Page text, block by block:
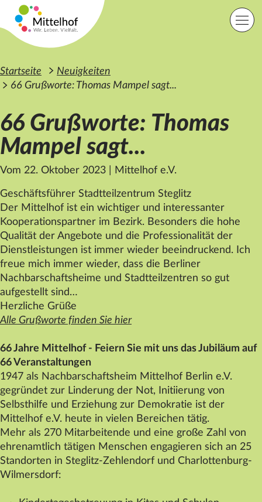
Zum Hauptinhalt der Seite springen
Lage Kontakt Suche
Startseite
Orte
Engagement
Über uns
Karriere
Spenden
Datenschutz
Impressum
Kontakt
Startseite
Neuigkeiten
66 Grußworte: Thomas Mampel sagt...
66 Grußworte: Thomas
Mampel sagt...
Vom 22. Oktober 2023 Mittelhof e.V.
Geschäftsführer Stadtteilzentrum Steglitz
Der Mittelhof ist ein wichtiger und interessanter
Kooperationspartner im Bezirk. Besonders die hohe
Qualität der Angebote und die Professionalität der
Dienstleistungen ist immer wieder beeindruckend. Ich
freue mich immer wieder, dass die Berliner
Nachbarschaftsheime und Stadtteilzentren so gut
aufgestellt sind…
Herzliche Grüße
Alle Grußworte finden Sie hier
66 Jahre Mittelhof- Feiern Sie mit uns das Jubiläum auf
66 Veranstaltungen
1947 als Nachbarschaftsheim Mittelhof Berlin e.V.
gegründet zur Linderung der Not, Initiierung von
Selbsthilfe und Erziehung zur Demokratie ist der
Mittelhof e.V. heute in vielen Bereichen tätig.
Mehr als 270 Mitarbeitende und eine große Zahl von
ehrenamtlich tätigen Menschen engagieren sich an 25
Standorten in Steglitz-Zehlendorf und Charlottenburg-
Wilmersdorf: